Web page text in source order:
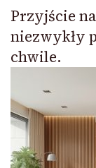
Przyjście
niezwykły
chwile.